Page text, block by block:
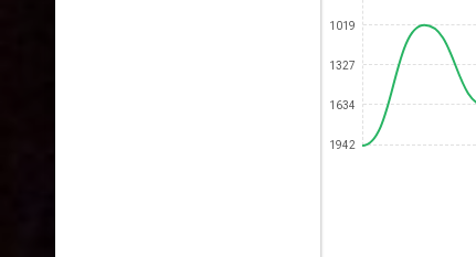
1019
1327
1634
1942